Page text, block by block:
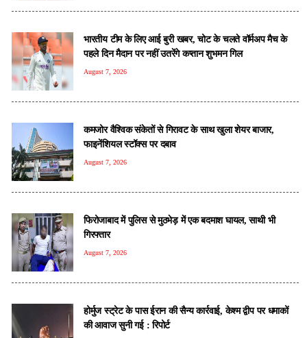
भारतीय टीम के लिए आई बुरी खबर, चोट के चलते वॉर्मअप मैच के
पहले दिन मैदान पर नहीं उतरेंगे कप्तान शुभमन गिल
August 7, 2026
कमजोर वैश्विक संकेतों से गिरावट के साथ खुला शेयर बाजार,
फाइनेंशियल स्टॉक्स पर दबाव
August 7, 2026
फिरोजाबाद में पुलिस से मुठभेड़ में एक बदमाश घायल, साथी भी
गिरफ्तार
August 7, 2026
होर्मुज स्ट्रेट के पास ईरान की सैन्य कार्रवाई, केश्म द्वीप पर धमाकों
की आवाज सुनी गई : रिपोर्ट